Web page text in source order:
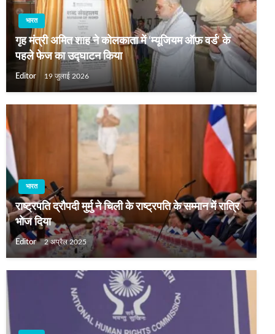
भारत
गृह मंत्री अमित शाह ने कोलकाता में ‘म्यूजियम ऑफ़ वर्ड’ के
पहले फेज का उद्घाटन किया
Editor 19 जुलाई 2026
भारत
राष्ट्रपति द्रौपदी मुर्मु ने चिली के राष्ट्रपति के सम्मान में रात्रि
भोज दिया
Editor 2 अप्रैल 2025